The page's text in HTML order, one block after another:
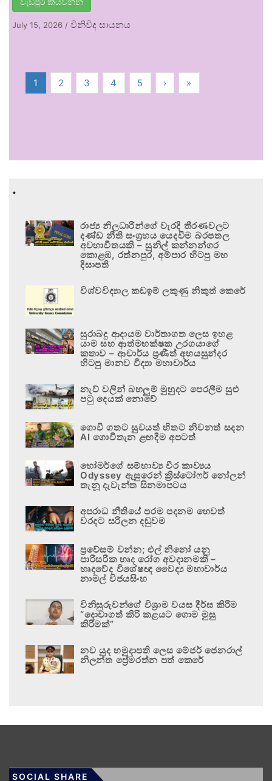
July 15, 2026 / විනිවිද සායනය
1 2 3 4 5 › »
.
රාජ්‍ය නිලධාරීන්ගේ වැරදි තීරණවලට
දණ්ඩ නීති සංග්‍රහය යෙදවීම බරපතල
අවභාවිතයකි – සුනිල් කන්නන්ගර
කොළඹ, රත්නපුර, අම්පාර හිටපු මහ
දිසාපති
විශ්වවිද්‍යාල කඩඉම් ලකුණු නිකුත් කෙරේ
සුරාබදු ආදායම වාර්තාගත ලෙස ඉහළ
යාම සහ ආත්මභක්ෂක උරගයාගේ
කතාව – ආචාර්ය ප්‍රණීත් අභයසුන්දර
හිටපු මානව විද්‍යා මහාචාර්ය
නැව් වලින් බහලුම් මුහුදට පෙරලීම සුළු
පටු දෙයක් නොවේ
ගොවි ගතට සුවයත් හිතට නිවනත් සදන
AI ගොවිතැන ළඟදීම අපටත්
හෝමර්ගේ සම්භාව්‍ය වීර කාව්‍යය
Odyssey ඇසුරෙන් ක්‍රිස්ටෝෆර් නෝලන්
තැනූ දැවැන්ත සිනමාපටය
අපරාධ නීතියේ පරම පදනම හෙවත්
වරදට සරිලන දඬුවම
ප්‍රවේසම් වන්න; එල් නිනෝ යනු
පාරිසරික හෘද රෝග අවදානමකි –
හෘදවේද විශේෂඥ වෛද්‍ය මහාචාර්ය
නාමල් විජයසිංහ
විනිසුරුවන්ගේ විශ්‍රාම වයස දීර්ඝ කිරීම
“දොවාගත් කිරි කළයට ගොම මුසු
කිරීමක්”
නව යුද හමුදාපති ලෙස මේජර් ජෙනරාල්
නිලන්ත ප්‍රේමරත්න පත් කෙරේ
SOCIAL SHARE